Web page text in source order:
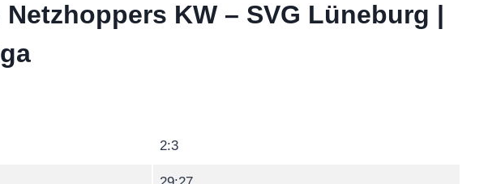
KW – SVG Lüneburg |
2:3